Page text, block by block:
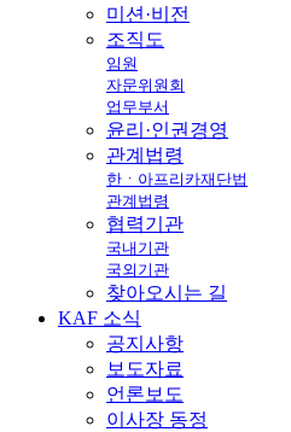
미션·비전
조직도
임원
자문위원회
업무부서
윤리·인권경영
관계법령
한ㆍ아프리카재단법
관계법령
협력기관
국내기관
국외기관
찾아오시는 길
KAF 소식
공지사항
보도자료
언론보도
이사장 동정